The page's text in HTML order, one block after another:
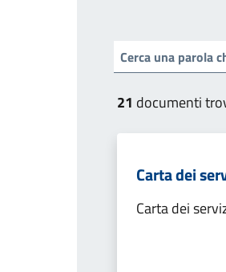
21 documenti
Carta dei
Carta dei